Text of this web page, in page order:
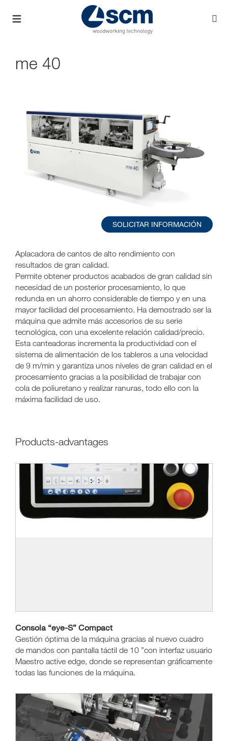
me 40
SOLICITAR INFORMACIÓN
Aplacadora de cantos de alto rendimiento con
resultados de gran calidad.
Permite obtener productos acabados de gran calidad sin
necesidad de un posterior procesamiento, lo que
redunda en un ahorro considerable de tiempo y en una
mayor facilidad del procesamiento. Ha demostrado ser la
máquina que admite más accesorios de su serie
tecnológica, con una excelente relación calidad/precio.
Esta canteadoras incrementa la productividad con el
sistema de alimentación de los tableros a una velocidad
de 9 m/min y garantiza unos niveles de gran calidad en el
procesamiento gracias a la posibilidad de trabajar con
cola de poliuretano y realizar ranuras, todo ello con la
máxima facilidad de uso.
products-advantages
Consola “eye-S” Compact
Gestión óptima de la máquina gracias al nuevo cuadro
de mandos con pantalla táctil de 10 ”con interfaz usuario
Maestro active edge, donde se representan gráficamente
todas las funciones de la máquina.